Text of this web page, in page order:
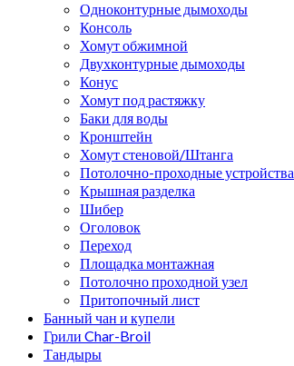
Одноконтурные дымоходы
Консоль
Хомут обжимной
Двухконтурные дымоходы
Конус
Хомут под растяжку
Баки для воды
Кронштейн
Хомут стеновой/Штанга
Потолочно-проходные устройства
Крышная разделка
Шибер
Оголовок
Переход
Площадка монтажная
Потолочно проходной узел
Притопочный лист
Банный чан и купели
Грили Char-Broil
Тандыры